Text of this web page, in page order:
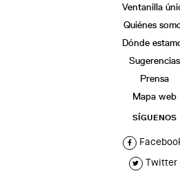
Ventanilla
Quiénes
Dónde
Sugerencias
Prensa
Mapa web
SÍGUENOS
Twitter